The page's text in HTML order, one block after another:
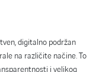
digitalno podržan
na različite načine. To
i velikog